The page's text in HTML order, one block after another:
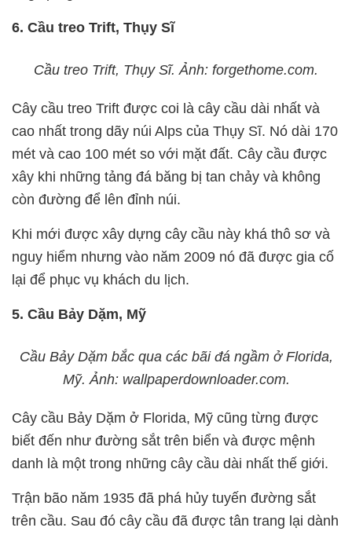
6. Cầu treo Trift, Thụy Sĩ
Cầu treo Trift, Thụy Sĩ. Ảnh: forgethome.com.
Cây cầu treo Trift được coi là cây cầu dài nhất và
cao nhất trong dãy núi Alps của Thụy Sĩ. Nó dài 170
mét và cao 100 mét so với mặt đất. Cây cầu được
xây khi những tảng đá băng bị tan chảy và không
còn đường để lên đỉnh núi.
Khi mới được xây dựng cây cầu này khá thô sơ và
nguy hiểm nhưng vào năm 2009 nó đã được gia cố
lại để phục vụ khách du lịch.
5. Cầu Bảy Dặm, Mỹ
Cầu Bảy Dặm bắc qua các bãi đá ngầm ở Florida,
Mỹ. Ảnh: wallpaperdownloader.com.
Cây cầu Bảy Dặm ở Florida, Mỹ cũng từng được
biết đến như đường sắt trên biển và được mệnh
danh là một trong những cây cầu dài nhất thế giới.
Trận bão năm 1935 đã phá hủy tuyến đường sắt
trên cầu. Sau đó cây cầu đã được tân trang lại dành